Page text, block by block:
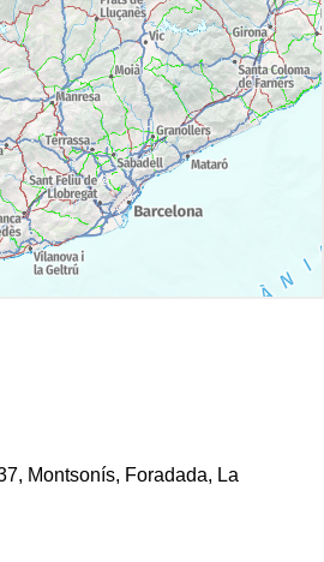
Montsonís, Foradada, La